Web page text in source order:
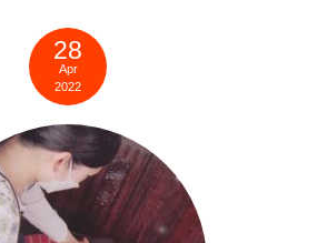
28
Apr
2022